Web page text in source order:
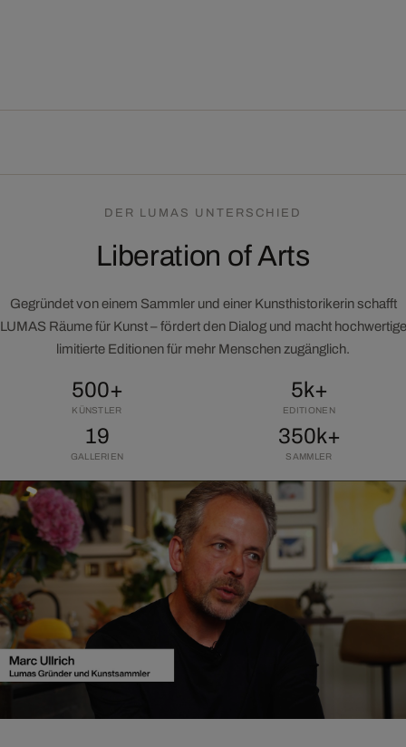
DER LUMAS UNTERSCHIED
Liberation of Arts
Gegründet von einem Sammler und einer Kunsthistorikerin schafft
LUMAS Räume für Kunst – fördert den Dialog und macht hochwertige
limitierte Editionen für mehr Menschen zugänglich.
500+
KÜNSTLER
5k+
EDITIONEN
19
GALLERIEN
350k+
SAMMLER